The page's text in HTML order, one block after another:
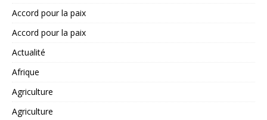
Accord pour la paix
Accord pour la paix
Actualité
Afrique
Agriculture
Agriculture